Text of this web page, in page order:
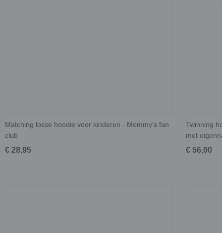
Matching losse hoodie voor kinderen - Mommy's fan
club
€ 28,95
Twinning
met
€ 56,00